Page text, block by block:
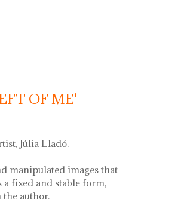
OF ME'
Júlia Lladó.
manipulated images that
fixed and stable form,
author.